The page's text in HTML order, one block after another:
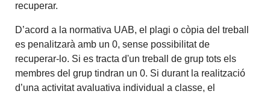
recuperar.
D’acord a la normativa UAB, el plagi o còpia del treball
es penalitzarà amb un 0, sense possibilitat de
recuperar-lo. Si es tracta d'un treball de grup tots els
membres del grup tindran un 0. Si durant la realització
d’una activitat avaluativa individual a classe, el